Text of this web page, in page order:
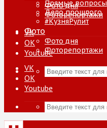
Фото дня
Фоторепортажи
VK
ОК
Youtube
Прямые вопросы
Дело прошлого
#КузняРулит
Фото
Фото дня
Фоторепортажи
VK
ОК
Youtube